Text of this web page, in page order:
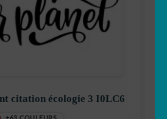
citation écologie 3 I0LC6